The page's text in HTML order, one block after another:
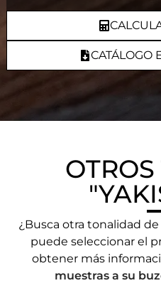
CATÁLOGO
¿Busca otra tonalidad
puede seleccionar el
obtener más
muestras a su